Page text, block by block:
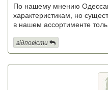
По нашему мнению
характеристикам, но
в нашем ассортименте
відповісти